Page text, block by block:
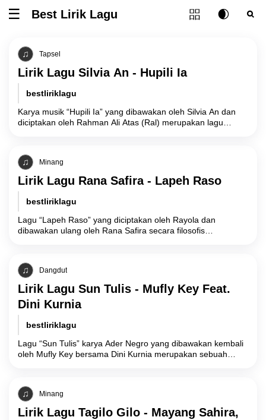
Tombol untuk membuka atau menutup menu
Best Lirik Lagu TombolTombol
Tapsel
Lirik Lagu Silvia An - Hupili Ia
bestliriklagu
Karya musik “Hupili Ia” yang dibawakan oleh Silvia An dan
diciptakan oleh Rahman Ali Atas (Ral) merupakan lagu
Minang
Lirik Lagu Rana Safira - Lapeh Raso
bestliriklagu
Lagu “Lapeh Raso” yang diciptakan oleh Rayola dan
dibawakan ulang oleh Rana Safira secara filosofis
Dangdut
Lirik Lagu Sun Tulis - Mufly Key Feat.
Dini Kurnia
bestliriklagu
Lagu “Sun Tulis” karya Ader Negro yang dibawakan kembali
oleh Mufly Key bersama Dini Kurnia merupakan sebuah
Minang
Lirik Lagu Tagilo Gilo - Mayang Sahira,